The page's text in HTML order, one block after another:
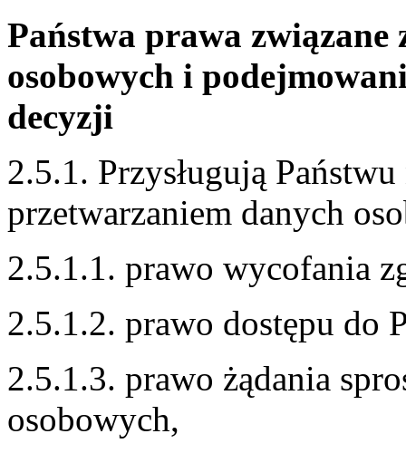
Państwa prawa
osobowych i
decyzji
2.5.1. Przysługują
przetwarzaniem danych
2.5.1.1. prawo wycofania
2.5.1.2. prawo dostępu do
2.5.1.3. prawo żądania
osobowych,